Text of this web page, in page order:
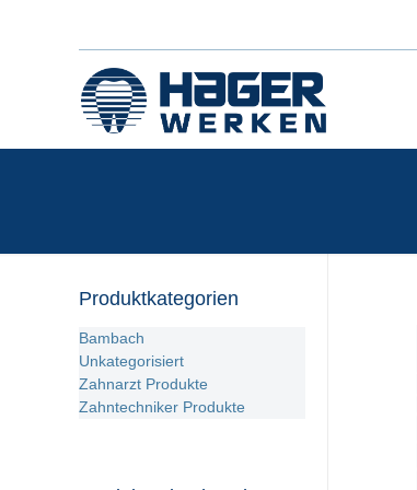
Produktkategorien
Bambach
Unkategorisiert
Zahnarzt Produkte
Zahntechniker Produkte